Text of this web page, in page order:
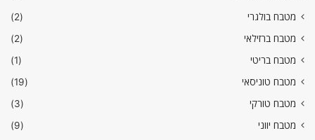
מטבח בולגרי
(2)
מטבח ברזילאי
(2)
מטבח בריטי
(1)
מטבח טוניסאי
(19)
מטבח טורקי
(3)
מטבח יווני
(9)